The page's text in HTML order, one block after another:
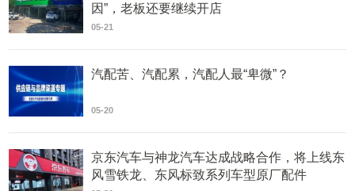
因”，老板还要继续开店
05-21
汽配苦、汽配累，汽配人最“卑微”？
05-20
京东汽车与神龙汽车达成战略合作，将上线东
风雪铁龙、东风标致系列车型原厂配件